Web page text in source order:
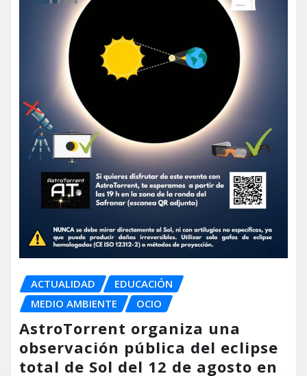
ACTUALIDAD
EDUCACIÓN
MEDIO AMBIENTE
OCIO
AstroTorrent organiza una
observación pública del eclipse
total de Sol del 12 de agosto en